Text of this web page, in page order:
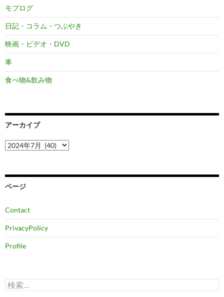
モブログ
日記・コラム・つぶやき
映画・ビデオ・DVD
車
食べ物&飲み物
アーカイブ
ア
ー
ブ
ページ
Contact
PrivacyPolicy
Profile
検
索: